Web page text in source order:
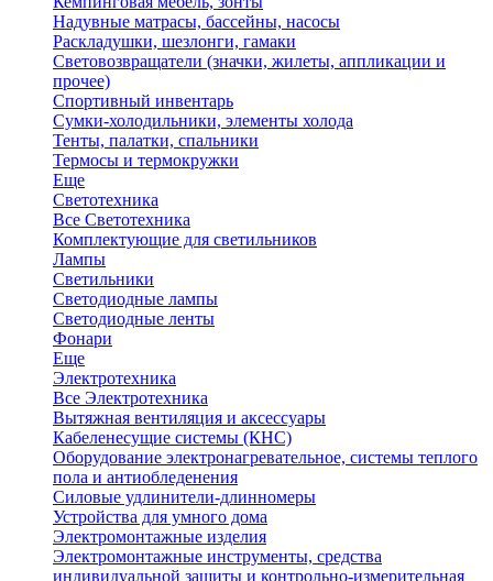
Надувные матрасы, бассейны, насосы
Раскладушки, шезлонги, гамаки
Световозвращатели (значки, жилеты, аппликации и
прочее)
Спортивный инвентарь
Сумки-холодильники, элементы холода
Тенты, палатки, спальники
Термосы и термокружки
Еще
Светотехника
Все Светотехника
Комплектующие для светильников
Лампы
Светильники
Светодиодные лампы
Светодиодные ленты
Фонари
Еще
Электротехника
Все Электротехника
Вытяжная вентиляция и аксессуары
Кабеленесущие системы (КНС)
Оборудование электронагревательное, системы теплого
пола и антиобледенения
Силовые удлинители-длинномеры
Устройства для умного дома
Электромонтажные изделия
Электромонтажные инструменты, средства
индивидуальной защиты и контрольно-измерительная